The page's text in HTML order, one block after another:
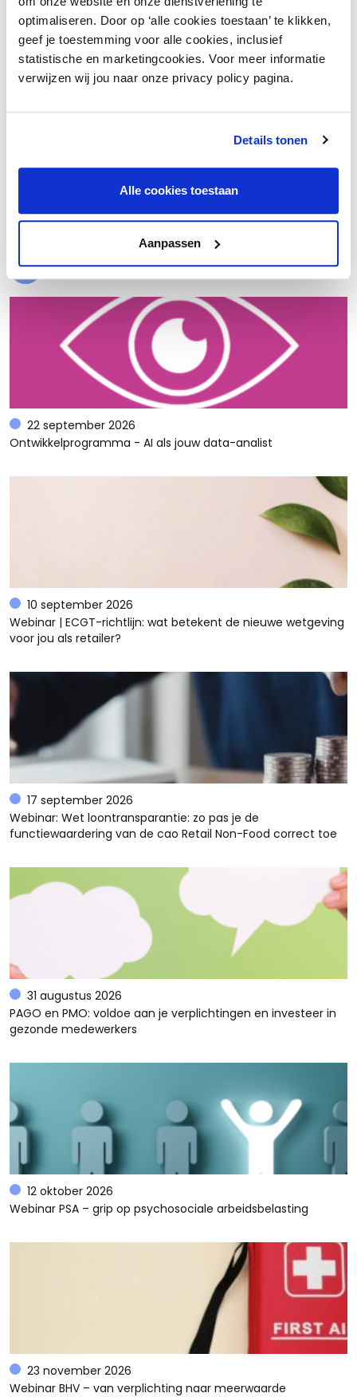
optimaliseren. Door op ‘alle cookies toestaan’ te klikken,
geef je toestemming voor alle cookies, inclusief
statistische en marketingcookies. Voor meer informatie
verwijzen wij jou naar onze privacy policy pagina.
Details tonen
Alle cookies toestaan
Aanpassen
Laad meer
Evenementen
22 september 2026
Ontwikkelprogramma - AI als jouw data-analist
10 september 2026
Webinar | ECGT-richtlijn: wat betekent de nieuwe wetgeving
voor jou als retailer?
17 september 2026
Webinar: Wet loontransparantie: zo pas je de
functiewaardering van de cao Retail Non-Food correct toe
31 augustus 2026
PAGO en PMO: voldoe aan je verplichtingen en investeer in
gezonde medewerkers
12 oktober 2026
Webinar PSA – grip op psychosociale arbeidsbelasting
23 november 2026
Webinar BHV – van verplichting naar meerwaarde